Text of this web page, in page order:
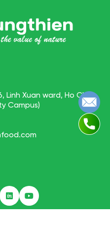
Linh Xuan ward, Ho Chi
Campus)